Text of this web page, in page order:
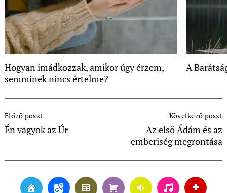
Hogyan imádkozzak, amikor úgy érzem,
semminek nincs értelme?
A
Navigation
Előző poszt
Én vagyok az Úr
Következő poszt
Az első Ádám és az
emberiség megrontása